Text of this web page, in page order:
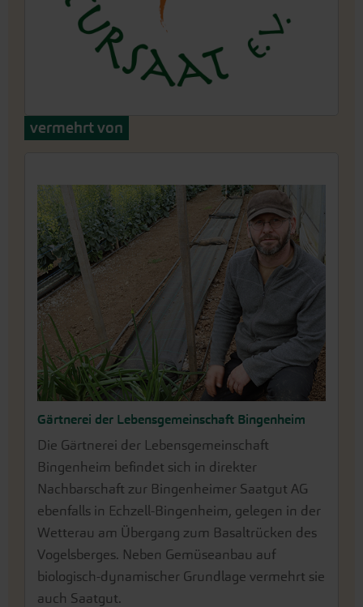
vermehrt von
Gärtnerei der Lebensgemeinschaft Bingenheim
Die Gärtnerei der Lebensgemeinschaft
Bingenheim befindet sich in direkter
Nachbarschaft zur Bingenheimer Saatgut AG
ebenfalls in Echzell-Bingenheim, gelegen in der
Wetterau am Übergang zum Basaltrücken des
Vogelsberges. Neben Gemüseanbau auf
biologisch-dynamischer Grundlage vermehrt sie
auch Saatgut.
Rémi Colombet
Der Demeter-Familienbetrieb von Rémi
Colombet liegt in der Region "Drôme" im
Rhônetal, Chaubeuil, Frankreich.
Charakteristisch ist das milde, trockene Klima
mit viel Wind durch den "Mistral".